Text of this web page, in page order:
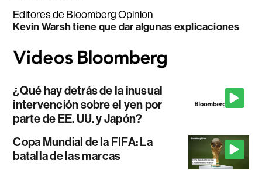
Editores de Bloomberg Opinion
Kevin Warsh tiene que dar algunas explicaciones
¿Qué hay detrás de la inusual
intervención sobre el yen por
parte de EE. UU. y Japón?
Copa Mundial de la FIFA: La
batalla de las marcas